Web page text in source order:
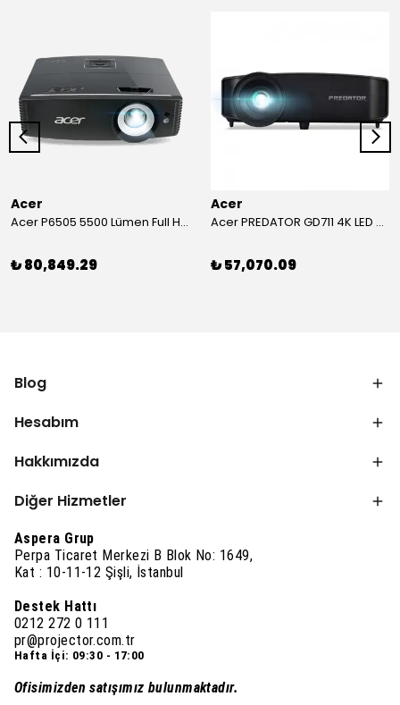
Acer
Acer P6505 5500 Lümen Full HD Toplantı Odası Projeksiyonu
₺ 80,849.29
Acer
Acer PREDATOR GD711 4K LED Projeksiyon
₺ 57,070.09
Blog
Hesabım
Hakkımızda
Diğer Hizmetler
Aspera Grup
Perpa Ticaret Merkezi B Blok No: 1649,
Kat : 10-11-12 Şişli, İstanbul
Destek Hattı
0212 272 0 111
pr@projector.com.tr
Hafta İçi: 09:30 - 17:00
Ofisimizden satışımız bulunmaktadır.